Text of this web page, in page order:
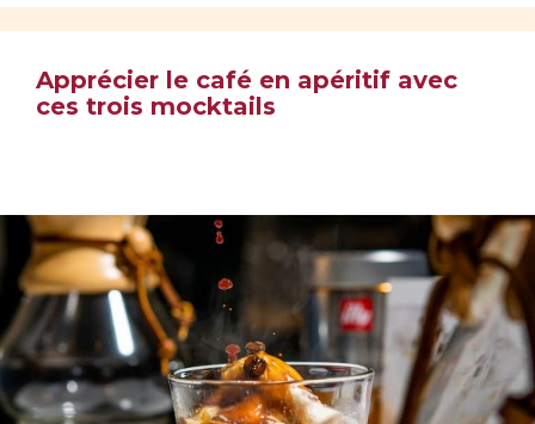
Apprécier le café en apéritif avec
ces trois mocktails